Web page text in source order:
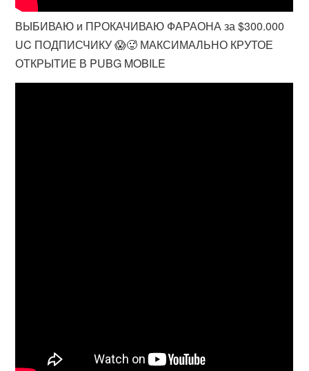
ВЫБИВАЮ и ПРОКАЧИВАЮ ФАРАОНА за $300.000
UC ПОДПИСЧИКУ 😱🥵 МАКСИМАЛЬНО КРУТОЕ
ОТКРЫТИЕ В PUBG MOBILE